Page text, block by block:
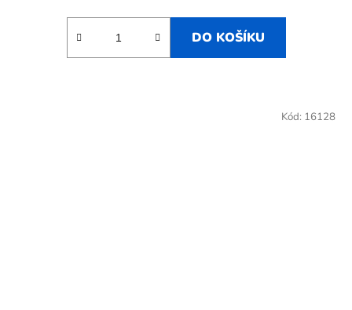
DO KOŠÍKU
Kód: 16128